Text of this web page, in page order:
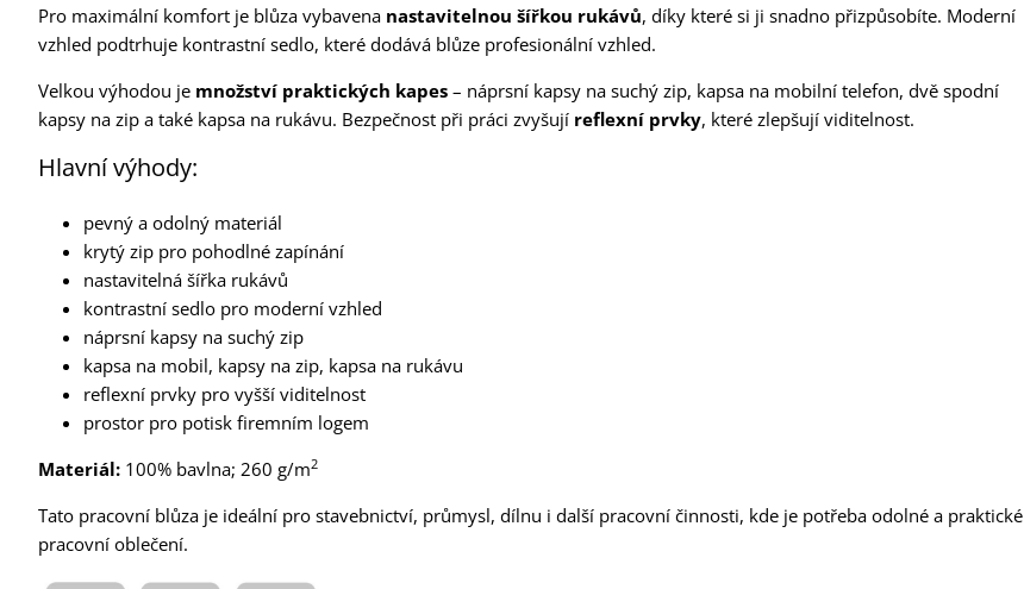
Pro maximální komfort je blůza vybavena nastavitelnou šířkou rukávů, díky které si ji snadno přizpůsobíte. Moderní
vzhled podtrhuje kontrastní sedlo, které dodává blůze profesionální vzhled.
Velkou výhodou je množství praktických kapes – náprsní kapsy na suchý zip, kapsa na mobilní telefon, dvě spodní
kapsy na zip a také kapsa na rukávu. Bezpečnost při práci zvyšují reflexní prvky, které zlepšují viditelnost.
Hlavní výhody:
pevný a odolný materiál
krytý zip pro pohodlné zapínání
nastavitelná šířka rukávů
kontrastní sedlo pro moderní vzhled
náprsní kapsy na suchý zip
kapsa na mobil, kapsy na zip, kapsa na rukávu
reflexní prvky pro vyšší viditelnost
prostor pro potisk firemním logem
Materiál: 100% bavlna; 260 g/m2
Tato pracovní blůza je ideální pro stavebnictví, průmysl, dílnu i další pracovní činnosti, kde je potřeba odolné a praktické
pracovní oblečení.